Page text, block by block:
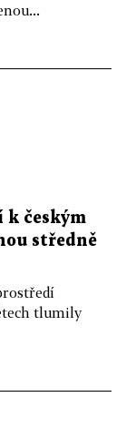
k českým
středně
tlumily